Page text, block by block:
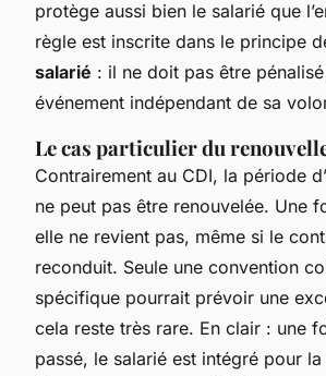
protège aussi bien le salarié que
règle est inscrite dans le principe
salarié : il ne doit pas être
événement indépendant de sa
Le cas particulier du
Contrairement au CDI, la période
ne peut pas être renouvelée. Une
elle ne revient pas, même si le
reconduit. Seule une convention
spécifique pourrait prévoir une
cela reste très rare. En clair : une
passé, le salarié est intégré pour